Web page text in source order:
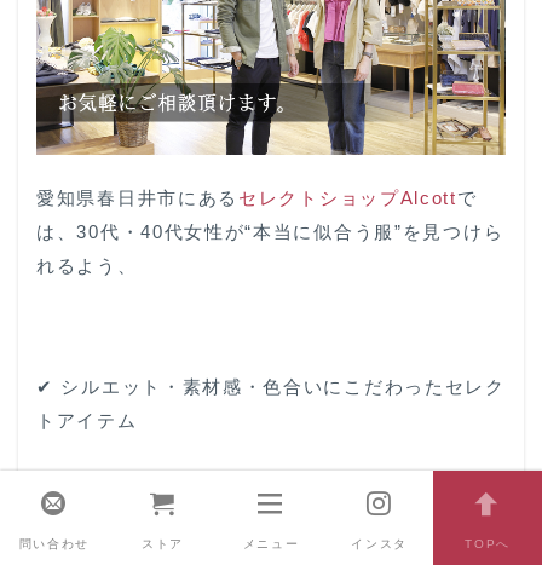
愛知県春日井市にある セレクトショップAlcottで
は、30代・40代女性が“本当に似合う服”を見つけら
れるよう、
✔ シルエット・素材感・色合いにこだわったセレク
トアイテム
✔ 実際に着て、比べて相談できる空間
問い合わせ ストア メニュー インスタ TOPへ